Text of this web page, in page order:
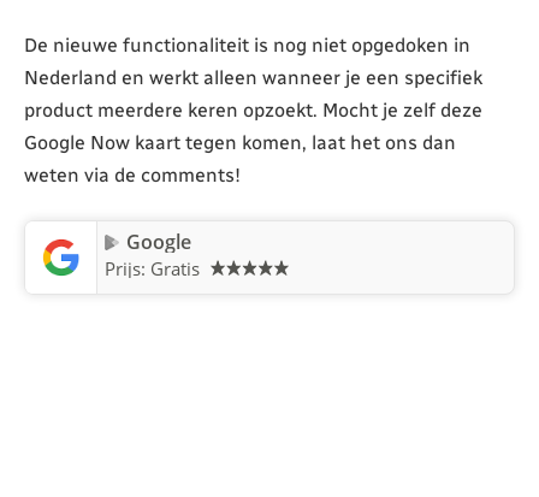
De nieuwe functionaliteit is nog niet opgedoken in
Nederland en werkt alleen wanneer je een specifiek
product meerdere keren opzoekt. Mocht je zelf deze
Google Now kaart tegen komen, laat het ons dan
weten via de comments!
Google
Prijs: Gratis